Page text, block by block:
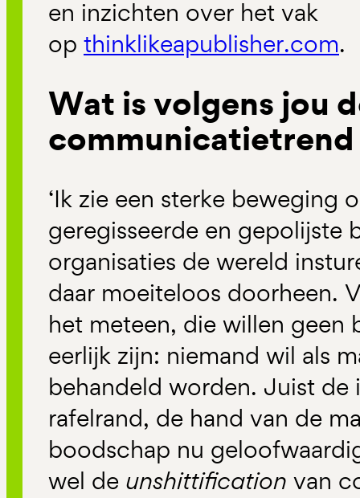
en inzichten over het vak
op thinklikeapublisher.com.
Wat is volgens jou
‘Ik zie een sterke beweging
geregisseerde en gepolijste
organisaties de wereld
daar moeiteloos doorheen.
het meteen, die willen geen
eerlijk zijn: niemand wil als
behandeld worden. Juist de
rafelrand, de hand van de
boodschap nu
wel de unshittification van